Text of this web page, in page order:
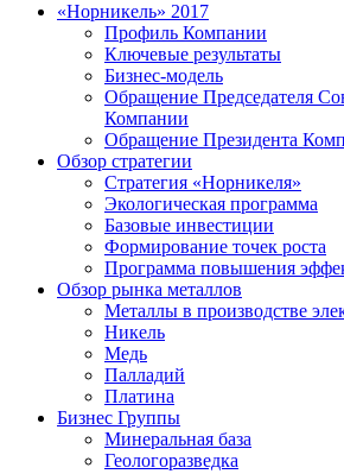
«Норникель» 2017
Профиль Компании
Ключевые результаты
Бизнес-модель
Обращение Председателя
Компании
Обращение Президента
Обзор стратегии
Стратегия «Норникеля»
Экологическая программа
Базовые инвестиции
Формирование точек роста
Программа повышения
Обзор рынка металлов
Металлы в производстве
Никель
Медь
Палладий
Платина
Бизнес Группы
Минеральная база
Геологоразведка